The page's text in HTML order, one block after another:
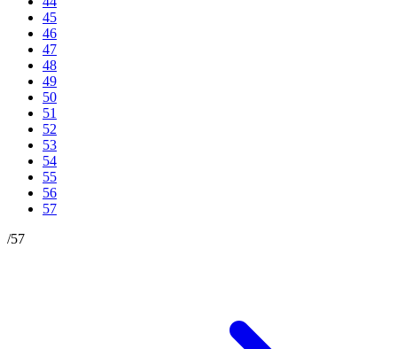
45
46
47
48
49
50
51
52
53
54
55
56
57
/57